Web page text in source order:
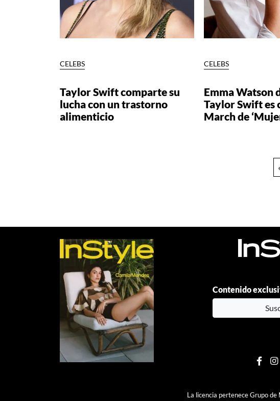
CELEBS
Taylor Swift comparte su
lucha con un trastorno
alimenticio
CELEBS
Emma Watson
Taylor Swift es
March de
Contenido
La licencia pertenece Grupo